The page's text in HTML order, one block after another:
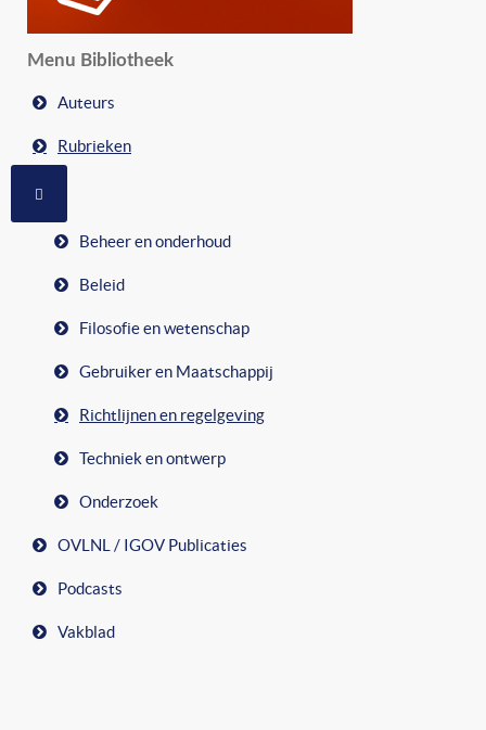
Menu Bibliotheek
Auteurs
Rubrieken
Beheer en onderhoud
Beleid
Filosofie en wetenschap
Gebruiker en Maatschappij
Richtlijnen en regelgeving
Techniek en ontwerp
Onderzoek
OVLNL / IGOV Publicaties
Podcasts
Vakblad